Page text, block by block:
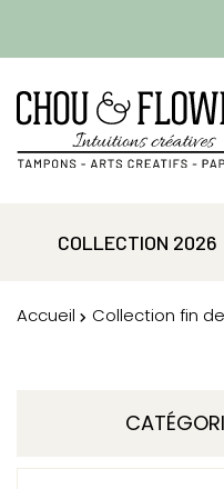
COLLECTION 2026
Accueil Collection fin